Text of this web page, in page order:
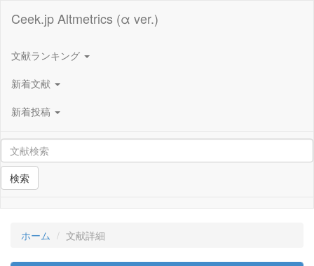
Ceek.jp Altmetrics (α ver.)
文献ランキング
新着文献
新着投稿
検索
ホーム 文献詳細